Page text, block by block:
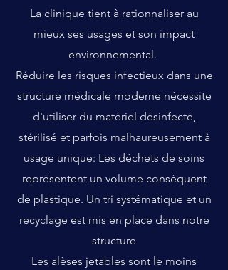
La clinique tient à rationnaliser au
mieux ses usages et son impact
environnemental.
Réduire les risques infectieux dans une
structure médicale moderne nécessite
d'utiliser du matériel désinfecté,
stérilisé et parfois malhaureusement à
usage unique: Les déchets de soins
représentent un volume conséquent
de plastique. Un tri systématique et un
recyclage est mis en place dans notre
structure
Les alèses jetables sont le moins